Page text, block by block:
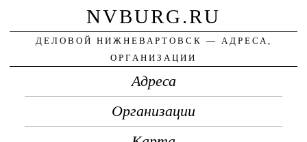
NVBURG.RU
ДЕЛОВОЙ НИЖНЕВАРТОВСК — АДРЕСА,
ОРГАНИЗАЦИИ
Адреса
Организации